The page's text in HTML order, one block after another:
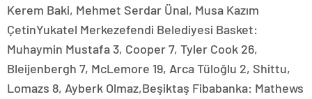
Kerem Baki, Mehmet Serdar Ünal, Musa Kazım
ÇetinYukatel Merkezefendi Belediyesi Basket:
Muhaymin Mustafa 3, Cooper 7, Tyler Cook 26,
Bleijenbergh 7, McLemore 19, Arca Tüloğlu 2, Shittu,
Lomazs 8, Ayberk Olmaz,Beşiktaş Fibabanka: Mathews